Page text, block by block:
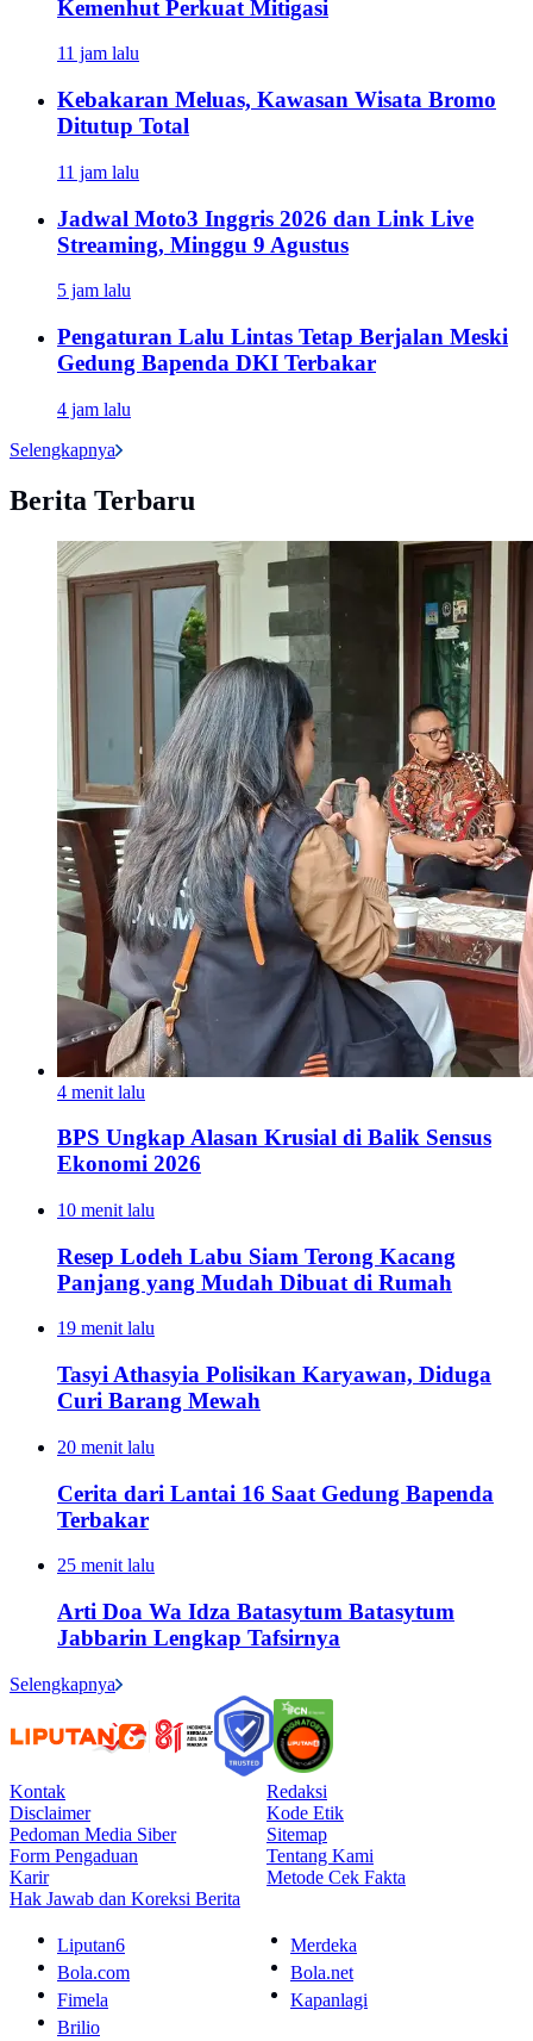
Kemenhut Perkuat Mitigasi
11 jam lalu
Kebakaran Meluas, Kawasan Wisata Bromo
Ditutup Total
11 jam lalu
Jadwal Moto3 Inggris 2026 dan Link Live
Streaming, Minggu 9 Agustus
5 jam lalu
Pengaturan Lalu Lintas Tetap Berjalan Meski
Gedung Bapenda DKI Terbakar
4 jam lalu
Selengkapnya
Berita Terbaru
4 menit lalu
BPS Ungkap Alasan Krusial di Balik Sensus
Ekonomi 2026
10 menit lalu
Resep Lodeh Labu Siam Terong Kacang
Panjang yang Mudah Dibuat di Rumah
19 menit lalu
Tasyi Athasyia Polisikan Karyawan, Diduga
Curi Barang Mewah
20 menit lalu
Cerita dari Lantai 16 Saat Gedung Bapenda
Terbakar
25 menit lalu
Arti Doa Wa Idza Batasytum Batasytum
Jabbarin Lengkap Tafsirnya
Selengkapnya
Kontak
Redaksi
Disclaimer
Kode Etik
Pedoman Media Siber
Sitemap
Form Pengaduan
Tentang Kami
Karir
Metode Cek Fakta
Hak Jawab dan Koreksi Berita
Liputan6
Merdeka
Bola.com
Bola.net
Fimela
Kapanlagi
Brilio